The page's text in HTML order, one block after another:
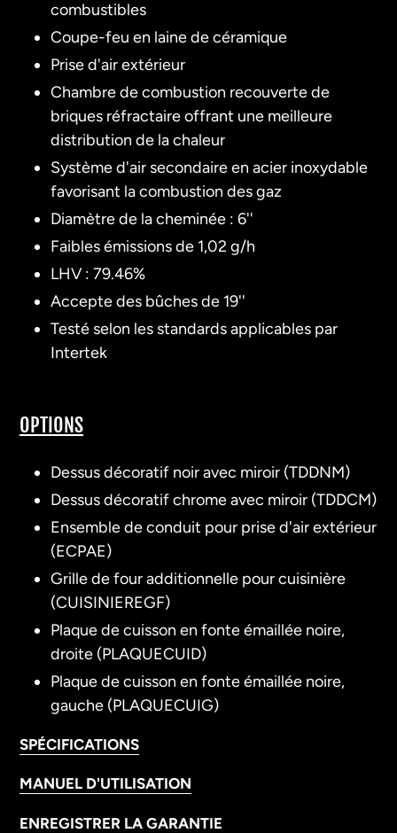
combustibles
Coupe-feu en laine de céramique
Prise d'air extérieur
Chambre de combustion recouverte de
briques réfractaire offrant une meilleure
distribution de la chaleur
Système d'air secondaire en acier inoxydable
favorisant la combustion des gaz
Diamètre de la cheminée : 6''
Faibles émissions de 1,02 g/h
LHV : 79.46%
Accepte des bûches de 19''
Testé selon les standards applicables par
Intertek
OPTIONS
Dessus décoratif noir avec miroir (TDDNM)
Dessus décoratif chrome avec miroir (TDDCM)
Ensemble de conduit pour prise d'air extérieur
(ECPAE)
Grille de four additionnelle pour cuisinière
(CUISINIEREGF)
Plaque de cuisson en fonte émaillée noire,
droite (PLAQUECUID)
Plaque de cuisson en fonte émaillée noire,
gauche (PLAQUECUIG)
SPÉCIFICATIONS
MANUEL D'UTILISATION
ENREGISTRER LA GARANTIE